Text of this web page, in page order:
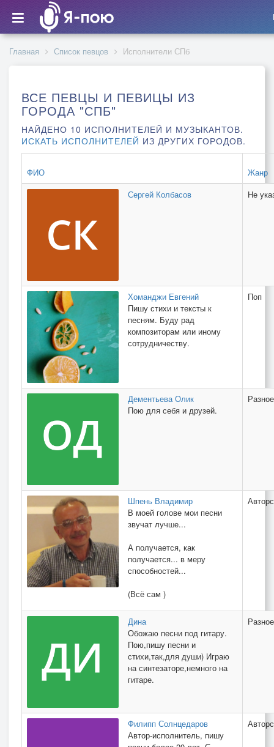
Главная Список певцов Исполнители СПб
ВСЕ ПЕВЦЫ И ПЕВИЦЫ ИЗ
ГОРОДА "СПБ"
НАЙДЕНО 10 ИСПОЛНИТЕЛЕЙ И МУЗЫКАНТОВ.
ИСКАТЬ ИСПОЛНИТЕЛЕЙ ИЗ ДРУГИХ ГОРОДОВ.
ФИО
Жанр
Сергей Колбасов
Не
Хоманджи Евгений
Пишу стихи и тексты к
песням. Буду рад
композиторам или иному
сотрудничеству.
Поп
Дементьева Олик
Пою для себя и друзей.
Разное
Шпень Владимир
В моей голове мои песни
звучат лучше...
А получается, как
получается... в меру
способностей...
(Всё сам )
Дина
Обожаю песни под гитару.
Пою,пишу песни и
стихи,так,для души) Играю
на синтезаторе,немного на
гитаре.
Разное
Филипп Солнцедаров
Автор-исполнитель, пишу